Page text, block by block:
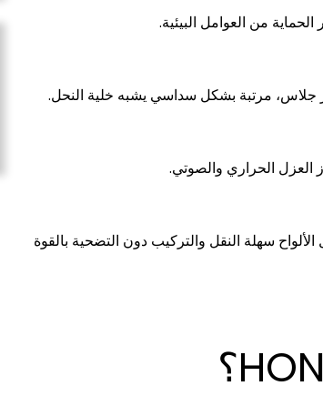
من العوامل البيئية.
جلاس، مرتبة بشكل سداسي يشبه خلية النحل.
العزل الحراري والصوتي.
سهلة النقل والتركيب دون التضحية بالقوة